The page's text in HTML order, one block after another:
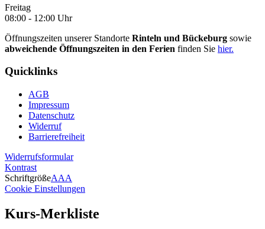
Freitag
08:00 - 12:00 Uhr
Öffnungszeiten unserer Standorte Rinteln und Bückeburg sowie
abweichende Öffnungszeiten in den Ferien finden Sie hier.
Quicklinks
AGB
Impressum
Datenschutz
Widerruf
Barrierefreiheit
Widerrufsformular
Kontrast
SchriftgrößeAAA
Cookie Einstellungen
Kurs-Merkliste